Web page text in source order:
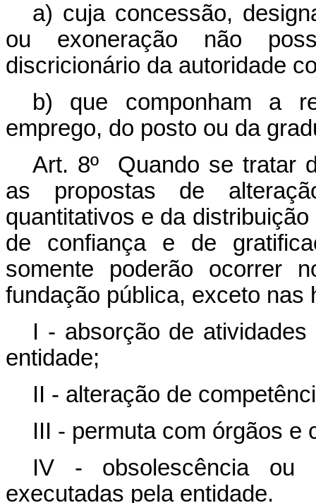
a) cuja concessão,
ou exoneração não
discricionário da autoridade
b) que componham a
emprego, do posto ou da
Art. 8º Quando se tratar
as propostas de
quantitativos e da
de confiança e de
somente poderão ocorrer
fundação pública, exceto nas
I - absorção de
entidade;
II - alteração de
III - permuta com órgãos e
IV - obsolescência ou
executadas pela entidade.